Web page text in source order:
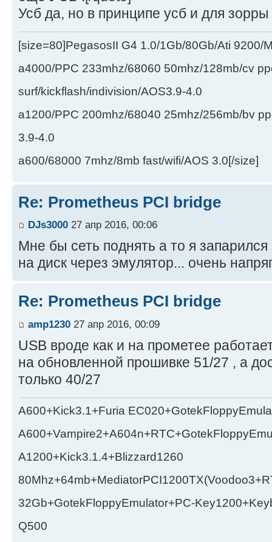
Усб да, но в принципе усб и для зорры
[size=80]PegasosII G4 1.0/1Gb/80Gb/Ati 9200/
a4000/PPC 233mhz/68060 50mhz/128mb/cv
surf/kickflash/indivision/AOS3.9-4.0
a1200/PPC 200mhz/68040 25mhz/256mb/bv
3.9-4.0
a600/68000 7mhz/8mb fast/wifi/AOS 3.0[/size]
Re: Prometheus PCI bridge
DJs3000 27 апр 2016, 00:06
Мне бы сеть поднять а то я
на диск через эмулятор... очень
Re: Prometheus PCI bridge
amp1230 27 апр 2016, 00:09
USB вроде как и на прометее
на обновленной прошивке 51/27 , а
только 40/27
A600+Kick3.1+Furia
A1200+Kick3.1.4+Blizzard1260
32Gb+GotekFloppyEmulator+PC-
Q500